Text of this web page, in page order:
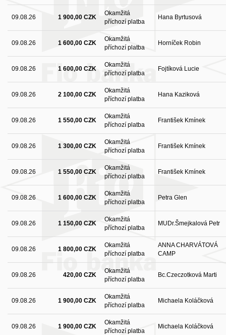
09.08.26 1 900,00 CZK
Okamžitá
příchozí platba
Hana Byrtusová
09.08.26 1 600,00 CZK
Okamžitá
příchozí platba
Horníček Robin
09.08.26 1 600,00 CZK
Okamžitá
příchozí platba
Fojtíková Lucie
09.08.26 2 100,00 CZK
Okamžitá
příchozí platba
Hana Kaziková
09.08.26 1 550,00 CZK
Okamžitá
příchozí platba
František Kmínek
09.08.26 1 300,00 CZK
Okamžitá
příchozí platba
František Kmínek
09.08.26 1 550,00 CZK
Okamžitá
příchozí platba
František Kmínek
09.08.26 1 600,00 CZK
Okamžitá
příchozí platba
Petra Glen
09.08.26 1 150,00 CZK
Okamžitá
příchozí platba
MUDr.Šmejkalová Petr
09.08.26 1 800,00 CZK
Okamžitá
příchozí platba
ANNA CHARVÁTOVÁ
CAMP
09.08.26 420,00 CZK
Okamžitá
příchozí platba
Bc.Czeczotková Marti
09.08.26 1 900,00 CZK
Okamžitá
příchozí platba
Michaela Koláčková
09.08.26 1 900,00 CZK
Okamžitá
příchozí platba
Michaela Koláčková